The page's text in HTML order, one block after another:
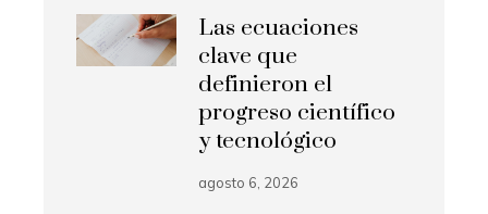
Las ecuaciones
clave que
definieron el
progreso científico
y tecnológico
agosto 6, 2026